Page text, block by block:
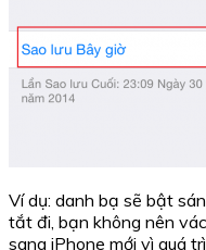
Ví dụ: danh bạ sẽ bật
tắt đi, bạn không nên
sang iPhone mới vì quá